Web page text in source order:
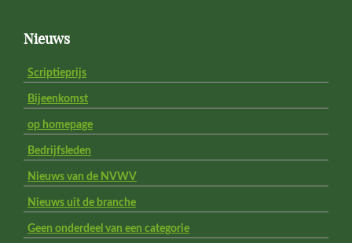
FooterNieuws
Scriptieprijs
Bijeenkomst
op homepage
Bedrijfsleden
Nieuws van de NVWV
Nieuws uit de branche
Geen onderdeel van een categorie